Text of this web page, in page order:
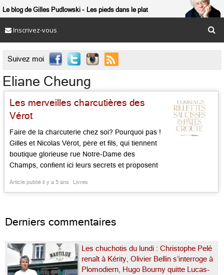
Le blog de Gilles Pudlowski Les pieds dans le plat
Inscrivez-vous
Suivez moi 
Eliane Cheung
Les merveilles charcutières des
Vérot
Faire de la charcuterie chez soi? Pourquoi pas !
Gilles et Nicolas Vérot, père et fils, qui tiennent
boutique glorieuse rue Notre-Dame des
Champs, confient ici leurs secrets et proposent
posséder un bagage technique d’importance, ni
Article publié il y a 5 ans Livres
Derniers commentaires
Les chuchotis du lundi : Christophe Pelé
renaît à Kérity, Olivier Bellin s’interroge à
Plomodiern, Hugo Bourny quitte Lucas-